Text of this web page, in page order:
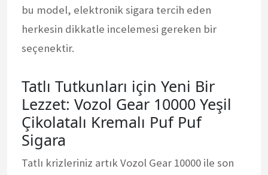
bu model, elektronik sigara tercih eden
herkesin dikkatle incelemesi gereken bir
seçenektir.
Tatlı Tutkunları için Yeni Bir
Lezzet: Vozol Gear 10000 Yeşil
Çikolatalı Kremalı Puf Puf
Sigara
Tatlı krizleriniz artık Vozol Gear 10000 ile son